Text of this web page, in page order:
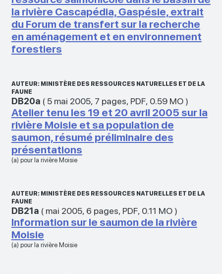
la rivière Cascapédia, Gaspésie, extrait
du Forum de transfert sur la recherche
en aménagement et en environnement
forestiers
AUTEUR: MINISTÈRE DES RESSOURCES NATURELLES ET DE LA
FAUNE
DB20a( 5 mai 2005, 7 pages, PDF, 0.59 MO)
Atelier tenu les 19 et 20 avril 2005 sur la
rivière Moisie et sa population de
saumon, résumé préliminaire des
présentations
(a) pour la rivière Moisie
AUTEUR: MINISTÈRE DES RESSOURCES NATURELLES ET DE LA
FAUNE
DB21a( mai 2005, 6 pages, PDF, 0.11 MO)
Information sur le saumon de la rivière
Moisie
(a) pour la rivière Moisie